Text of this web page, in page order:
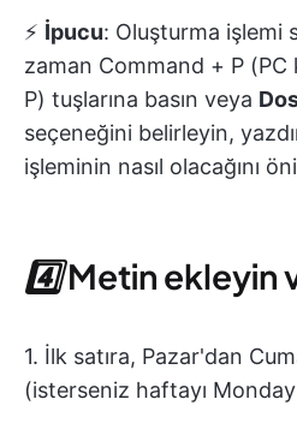
⚡️ İpucu: Oluşturma işlemi
zaman Command + P (PC
P) tuşlarına basın veya
seçeneğini belirleyin,
işleminin nasıl olacağını
4️⃣Metin ekleyin
1. İlk satıra, Pazar'dan
(isterseniz haftayı